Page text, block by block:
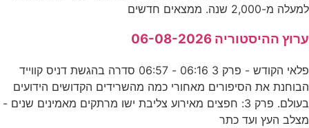
למעלה מ-2,000 שנה. ממצאים חדשים
ערוץ ההיסטוריה 06-08-2026
פלאי הקודש - פרק 3 06:16 - 06:57 סדרה בהגשת דניס קווייד
הבוחנת את הסיפורים מאחורי כמה מהשרידים הקדושים הידועים
בעולם. פרק 3: חפצים מאירוע צליבת ישו מרתקים מאמינים שנים -
מצלב העץ ועד כתר